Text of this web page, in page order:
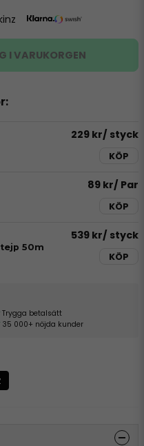
I VARUKORGEN
229 kr/ styck
KÖP
89 kr/ Par
KÖP
50m
539 kr/ styck
KÖP
Trygga betalsätt
35 000+ nöjda kunder